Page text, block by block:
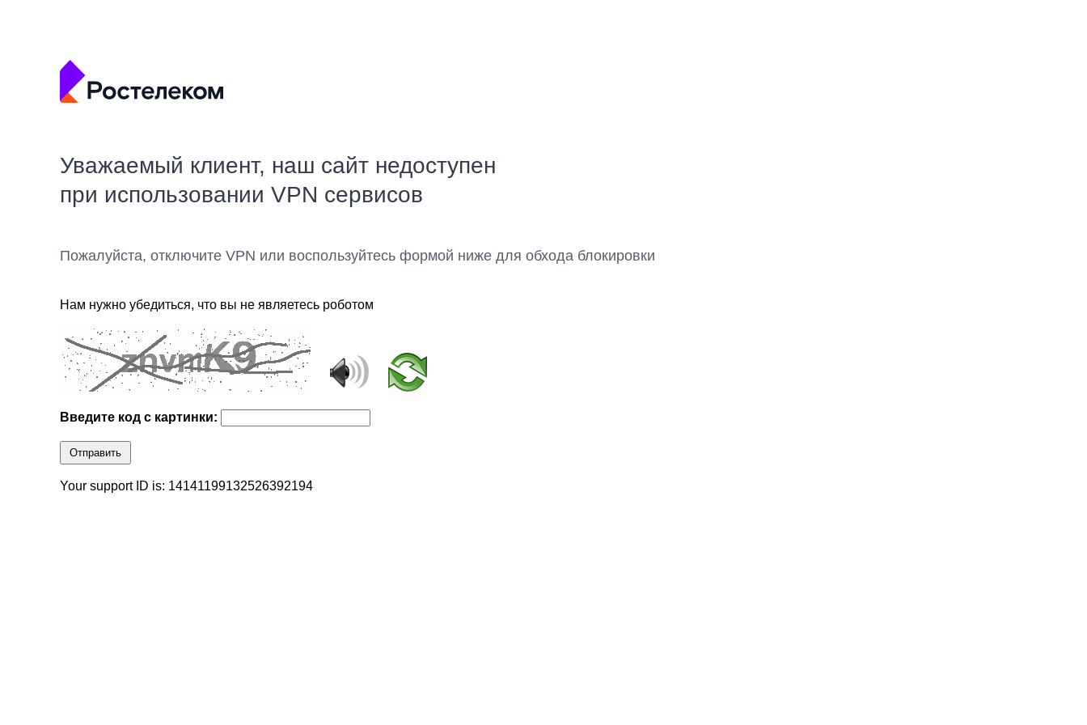
Уважаемый клиент, наш сайт недоступен
при использовании VPN сервисов
Пожалуйста, отключите VPN или воспользуйтесь формой ниже для обхода блокировки
Нам нужно убедиться, что вы не являетесь роботом
Введите код с картинки:
Отправить
Your support ID is: 14141199132526392194